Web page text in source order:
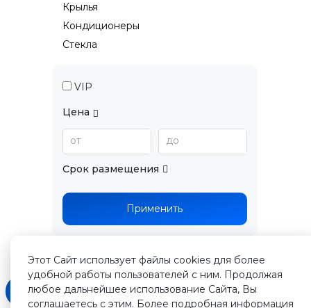
Крылья
Кондиционеры
Стекла
VIP
Цена
от до
Срок размещения
Применить
Этот Сайт использует файлы cookies для более
удобной работы пользователей с ним. Продолжая
любое дальнейшее использование Сайта, Вы
соглашаетесь с этим. Более подробная информация